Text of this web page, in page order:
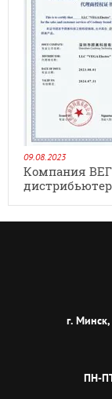
09.08.2023
Компания
г.
ПН-